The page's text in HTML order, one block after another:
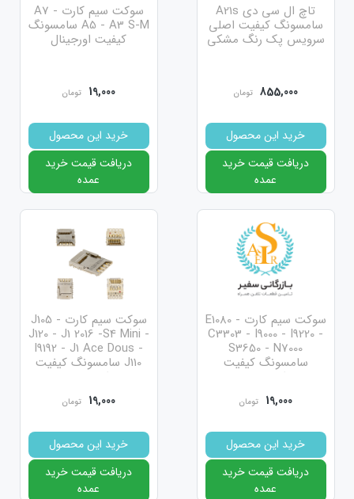
تاچ ال سی دی A21s
سامسونگ کیفیت اصلی
سرویس پک رنگ مشکی
855,000 تومان
خرید این محصول
دریافت قیمت خرید
عمده
سوکت سیم کارت A7 -
A5 - A3 S-M سامسونگ
کیفیت اورجینال
19,000 تومان
خرید این محصول
دریافت قیمت خرید
عمده
سوکت سیم کارت E1080 -
C3303 - I9000 - I9220 -
S3650 - N7000
سامسونگ کیفیت
19,000 تومان
خرید این محصول
دریافت قیمت خرید
عمده
سوکت سیم کارت J105 -
J120 - J1 2016 -S4 Mini -
I9192 - J1 Ace Dous -
J110 سامسونگ کیفیت
19,000 تومان
خرید این محصول
دریافت قیمت خرید
عمده